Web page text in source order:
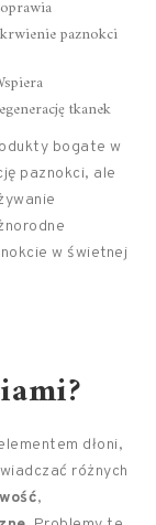
paznokci
tkanek
bogate w
paznokci, ale
w świetnej
dłoni,
różnych
,